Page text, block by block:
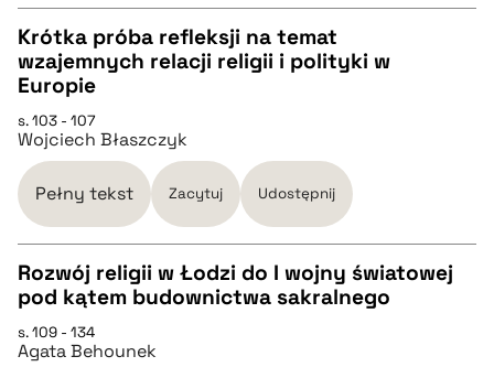
BIBTEX
pobierz cytat
CZYSTY TEKST
pobierz cytat
BIBTEX
pobierz cytat
Krótka próba refleksji na temat
wzajemnych relacji religii i polityki w
Europie
s. 103 - 107
Wojciech Błaszczyk
Pełny tekst Zacytuj Udostępnij
CZYSTY TEKST
Rozwój religii w Łodzi do I wojny światowej
pod kątem budownictwa sakralnego
s. 109 - 134
Agata Behounek